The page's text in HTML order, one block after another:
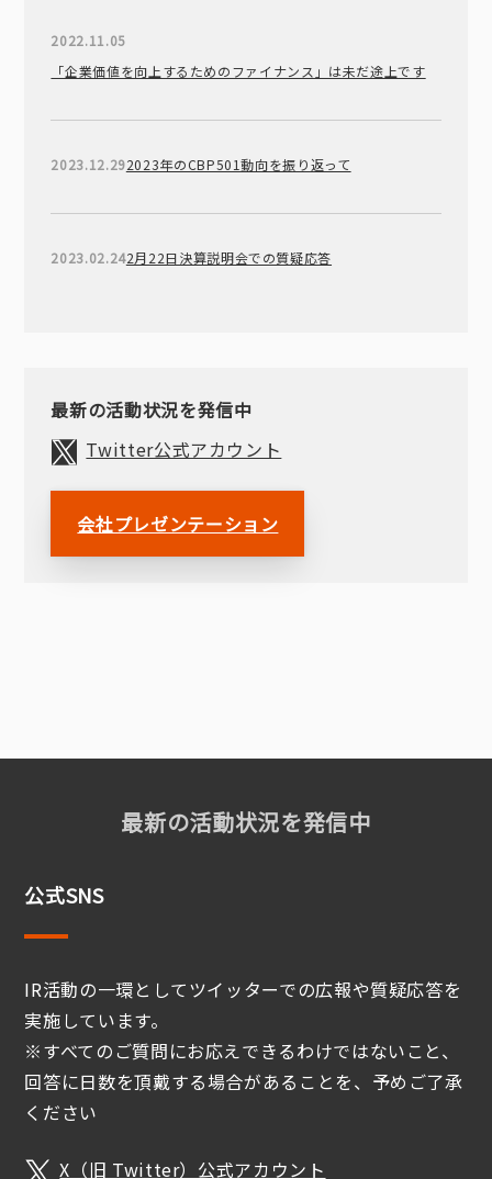
2022.11.05
「企業価値を向上するためのファイナンス」は未だ途上です
2023.12.292023年のCBP501動向を振り返って
2023.02.242月22日決算説明会での質疑応答
最新の活動状況を発信中
Twitter公式アカウント
会社プレゼンテーション
最新の活動状況を発信中
公式SNS
IR活動の一環としてツイッターでの広報や質疑応答を
実施しています。
※すべてのご質問にお応えできるわけではないこと、
回答に日数を頂戴する場合があることを、予めご了承
ください
X（旧 Twitter）公式アカウント